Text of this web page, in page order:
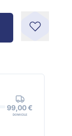
99,00 €
DOMICILE